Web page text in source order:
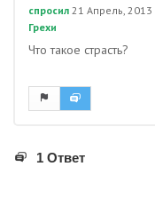
спросил 21 Апрель, 2013
Грехи
Что такое страсть?
1 Ответ